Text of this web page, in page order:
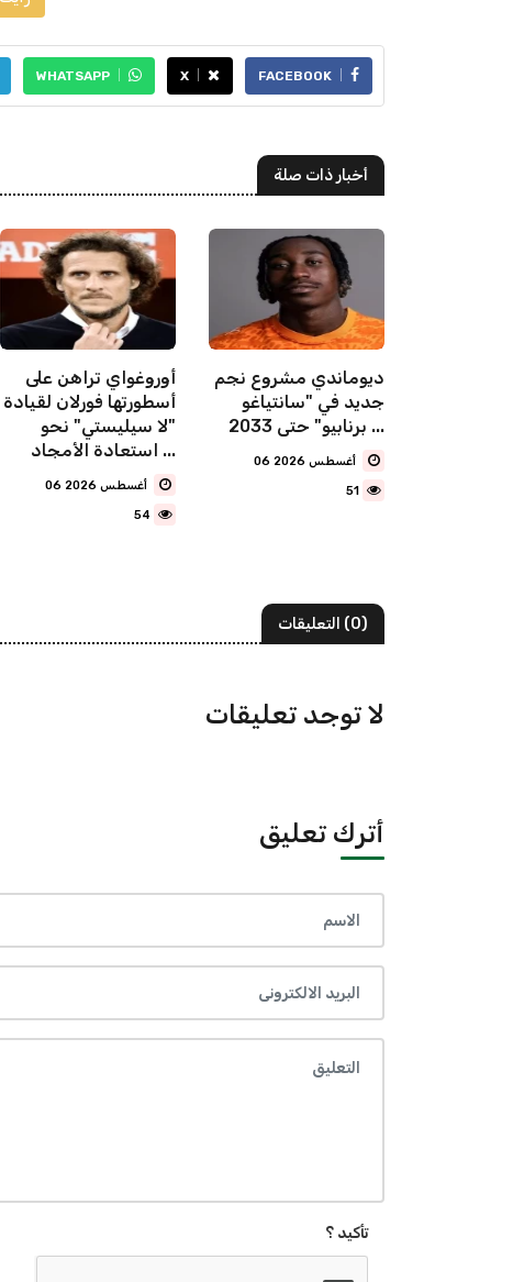
FACEBOOK
X
WHATSAPP
أخبار ذات صلة
أوروغواي تراهن على
أسطورتها فورلان لقيادة
"لا سيليستي" نحو
استعادة الأمجاد ...
54
ديوماندي مشروع نجم
جديد في "سانتياغو
برنابيو" حتى 2033 ...
51
(0) التعليقات
لا توجد تعليقات
أترك تعليق
تأكيد ؟